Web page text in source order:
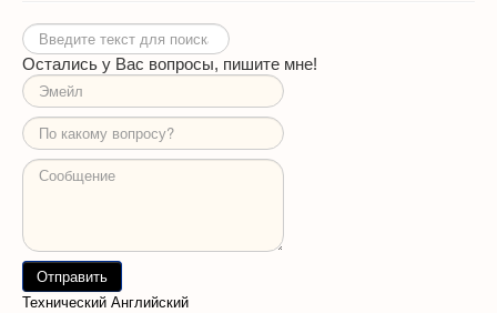
Искать...
Остались у Вас вопросы, пишите мне!
Технический Английский